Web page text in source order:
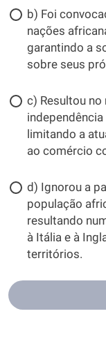
b) Foi
nações
garantindo a
sobre seus
c) Resultou
limitando a
ao comércio
d) Ignorou a
população
resultando
à Itália e à
territórios.